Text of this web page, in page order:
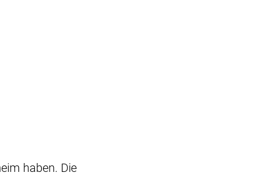
haben. Die